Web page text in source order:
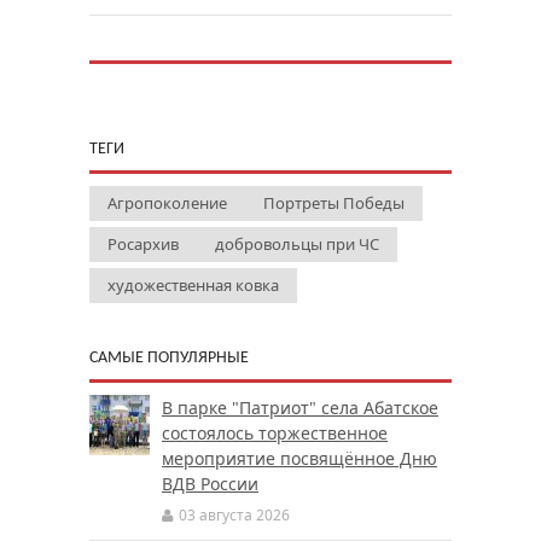
ТЕГИ
Агропоколение
Портреты Победы
Росархив
добровольцы при ЧС
художественная ковка
САМЫЕ ПОПУЛЯРНЫЕ
В парке "Патриот" села Абатское
состоялось торжественное
мероприятие посвящённое Дню
ВДВ России
03 августа 2026